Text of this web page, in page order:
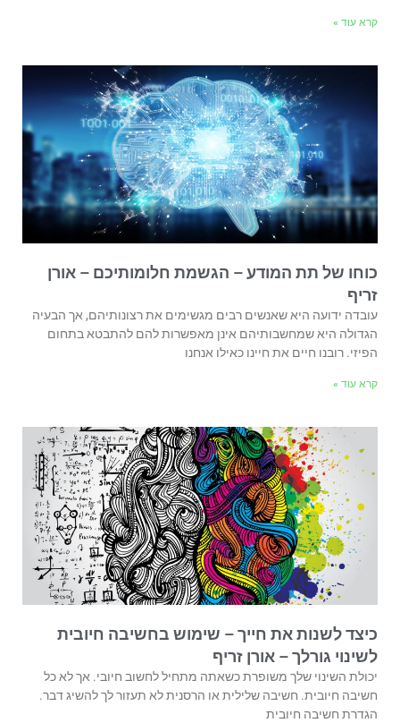
קרא עוד »
כוחו של תת המודע – הגשמת חלומותיכם – אורן
זריף
עובדה ידועה היא שאנשים רבים מגשימים את רצונותיהם, אך הבעיה
הגדולה היא שמחשבותיהם אינן מאפשרות להם להתבטא בתחום
הפיזי. רובנו חיים את חיינו כאילו אנחנו
קרא עוד »
כיצד לשנות את חייך – שימוש בחשיבה חיובית
לשינוי גורלך – אורן זריף
יכולת השינוי שלך משופרת כשאתה מתחיל לחשוב חיובי. אך לא כל
חשיבה חיובית. חשיבה שלילית או הרסנית לא תעזור לך להשיג דבר.
הגדרת חשיבה חיובית